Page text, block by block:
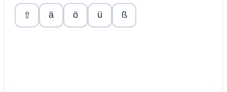
⇧ ä ö ü ß